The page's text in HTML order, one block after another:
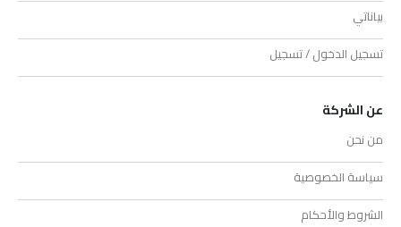
بياناتي
تسجيل الدخول / تسجيل
عن الشركة
من نحن
سياسة الخصوصية
الشروط والأحكام